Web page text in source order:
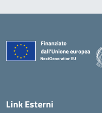
Link Esterni